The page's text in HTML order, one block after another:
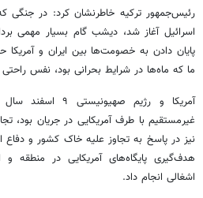
اسرائیل آغاز شد، دیشب گام بسیار مهمی
پایان دادن به خصومت‌ها بین ایران و
ما که ماه‌ها در شرایط بحرانی بود، نفس
آمریکا و رژیم
غیرمستقیم با طرف آمریکایی در جریان بود،
هدف‌گیری پایگاه‌های آمریکایی در
اشغالی انجام داد.